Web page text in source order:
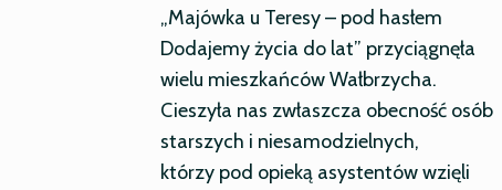
„Majówka u Teresy – pod hasłem
Dodajemy życia do lat” przyciągnęła
wielu mieszkańców Wałbrzycha.
Cieszyła nas zwłaszcza obecność osób
starszych i niesamodzielnych,
którzy pod opieką asystentów wzięli